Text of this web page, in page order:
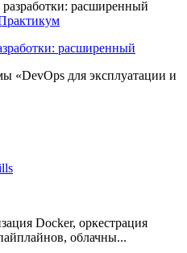
расширенный
«DevOps для эксплуатации и
Docker, оркестрация
облачны...